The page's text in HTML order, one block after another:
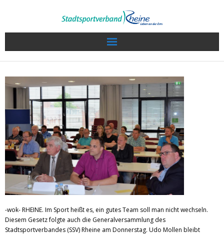
Wir über uns
Sport in Rheine
Veranstaltungen / Termine
Sportkalender
Sportlerwahl 2022
Service
Projekte
-wok- RHEINE. Im Sport heißt es, ein gutes Team soll man nicht wechseln.
Diesem Gesetz folgte auch die Generalversammlung des
Stadtsportverbandes (SSV) Rheine am Donnerstag. Udo Mollen bleibt